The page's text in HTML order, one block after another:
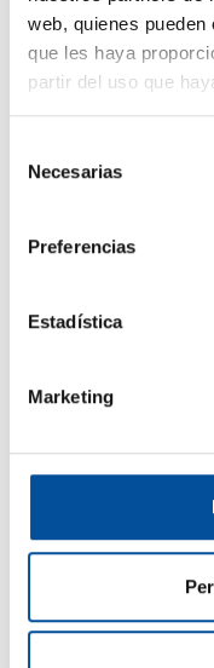
web, quienes
que les haya
partir del uso que
Necesarias
Preferencias
Estadística
Marketing